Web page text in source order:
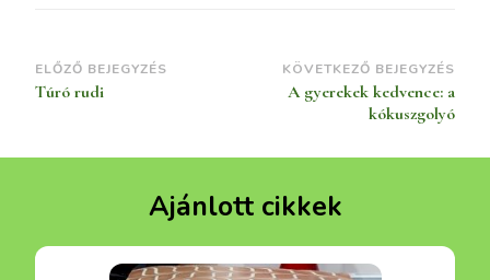
Bejegyzések
navigációja
ELŐZŐ BEJEGYZÉS
Túró rudi
KÖVETKEZŐ BEJEGYZÉS
A gyerekek kedvence: a
kókuszgolyó
Ajánlott cikkek